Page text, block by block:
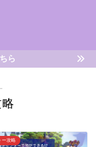
ら
ー攻略